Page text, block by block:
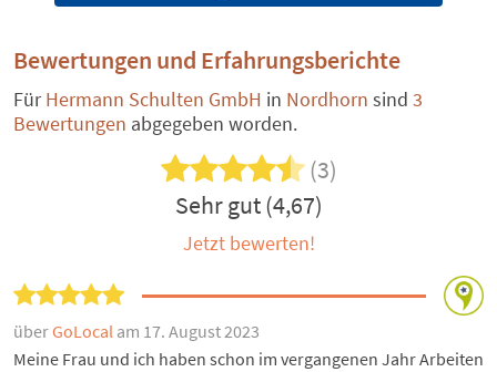
Bewertungen und Erfahrungsberichte
FürHermann Schulten GmbH in Nordhorn sind 3
Bewertungen abgegeben worden.
(3)
Sehr gut (4,67)
Jetzt bewerten!
überGoLocal am 17. August 2023
Meine Frau und ich haben schon im vergangenen Jahr Arbeiten